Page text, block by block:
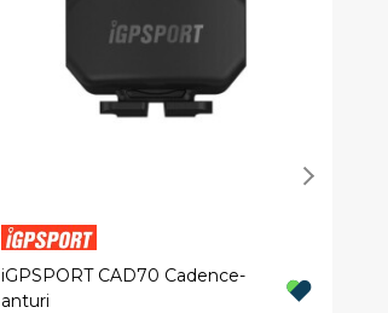
iGPSPORT CAD70 Cadence-
anturi